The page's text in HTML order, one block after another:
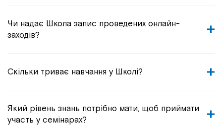
Чи надає Школа запис проведених онлайн-
заходів?
Скільки триває навчання у Школі?
Який рівень знань потрібно мати, щоб приймати
участь у семінарах?